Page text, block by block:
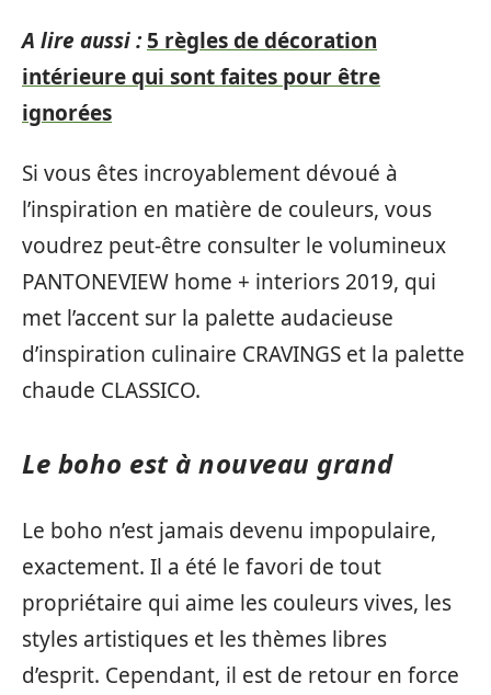
A lire aussi : 5 règles de décoration
intérieure qui sont faites pour être
ignorées
Si vous êtes incroyablement dévoué à
l’inspiration en matière de couleurs, vous
voudrez peut-être consulter le volumineux
PANTONEVIEW home + interiors 2019, qui
met l’accent sur la palette audacieuse
d’inspiration culinaire CRAVINGS et la palette
chaude CLASSICO.
Le boho est à nouveau grand
Le boho n’est jamais devenu impopulaire,
exactement. Il a été le favori de tout
propriétaire qui aime les couleurs vives, les
styles artistiques et les thèmes libres
d’esprit. Cependant, il est de retour en force